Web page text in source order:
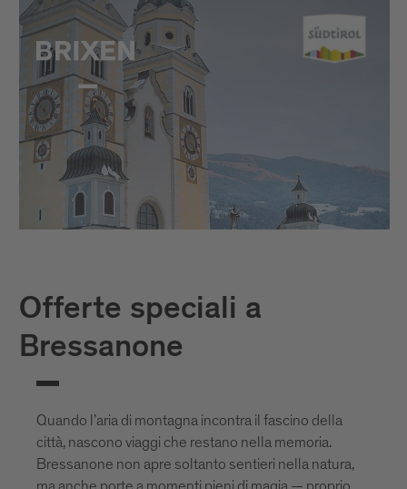
Offerte speciali a
Bressanone
Quando l’aria di montagna incontra il fascino della
città, nascono viaggi che restano nella memoria.
Bressanone non apre soltanto sentieri nella natura,
ma anche porte a momenti pieni di magia — proprio